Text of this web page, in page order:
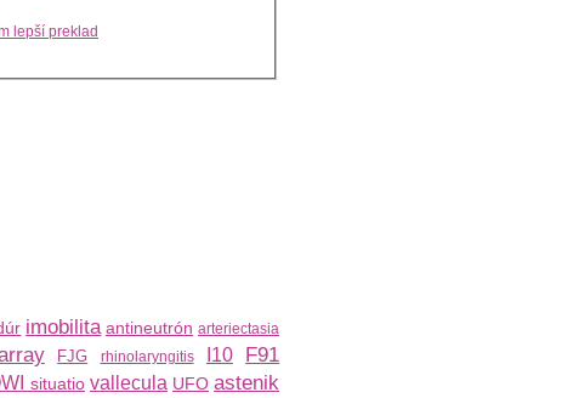
lepší preklad
imobilita antineutrón arteriectasia
FJG rhinolaryngitis I10
F91
situatio vallecula UFO astenik